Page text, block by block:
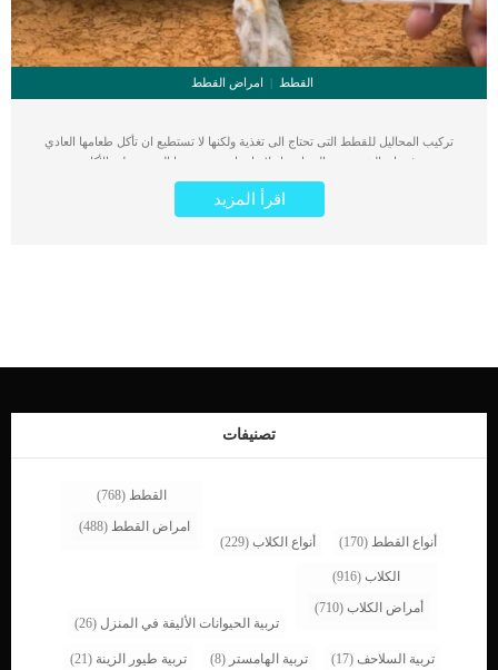
القطط امراض القطط
تركيب المحاليل للقطط التى تحتاج الى تغذية ولكنها لا تستطيع ان تأكل طعامها العادي
نتيجة فقدان الشهية بعد الجراحة او لاصابة اخرى تفقدها القدرة على الأكل. بعض
الاصابات التى تمنع القطط من الطعام والشراب مثل إصابات الفك او تقرحات الفم عند
القطط. الغذاء ضرورى لجميع الكائنات الحية بما فيها القطط. اذا كانت القطة امتنعت عن
الغذاء نتيجة الاصابة او العمليات, ستحتاج الغذاء اكثر من اى وقتا مضى حتى يستطيع
اقرأ المزيد
تصنيفات
أنواع القطط (170) أنواع الكلاب (229)
القطط (768)
امراض القطط (488)
الكلاب (916)
أمراض الكلاب (710)
تربية الحيوانات الأليفة في المنزل (26)
تربية السلاحف (17) تربية الهامستر (8) تربية طيور الزينة (21)